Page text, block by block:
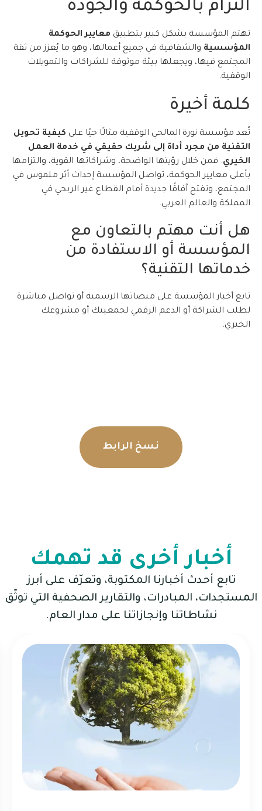
التزام بالحوكمة والجودة
تهتم المؤسسة بشكل كبير بتطبيق معايير الحوكمة
المؤسسية والشفافية في جميع أعمالها، وهو ما يُعزز من ثقة
المجتمع فيها، ويجعلها بيئة موثوقة للشراكات والتمويلات
الوقفية.
كلمة أخيرة
تُعد مؤسسة نورة المالحي الوقفية مثالًا حيًا على كيفية تحويل
التقنية من مجرد أداة إلى شريك حقيقي في خدمة العمل
الخيري. فمن خلال رؤيتها الواضحة، وشراكاتها القوية، والتزامها
بأعلى معايير الحوكمة، تواصل المؤسسة إحداث أثر ملموس في
المجتمع، وتفتح آفاقًا جديدة أمام القطاع غير الربحي في
المملكة والعالم العربي.
هل أنت مهتم بالتعاون مع
المؤسسة أو الاستفادة من
خدماتها التقنية؟
تابع أخبار المؤسسة على منصاتها الرسمية أو تواصل مباشرة
لطلب الشراكة أو الدعم الرقمي لجمعيتك أو مشروعك
الخيري.
نسخ الرابط
أخبار أخرى قد تهمك
تابع أحدث أخبارنا المكتوبة، وتعرّف على أبرز
المستجدات، المبادرات، والتقارير الصحفية التي توثّق
نشاطاتنا وإنجازاتنا على مدار العام.